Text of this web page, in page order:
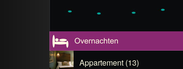
Appartement (13)